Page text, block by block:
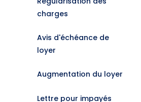
charges
Avis d'échéance de
loyer
Augmentation du loyer
Lettre pour impayés